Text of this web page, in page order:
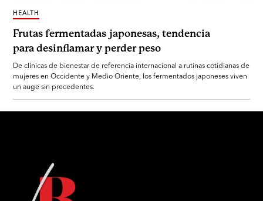
Frutas fermentadas japonesas, tendencia
para desinflamar y perder peso
HEALTH
De clínicas de bienestar de referencia internacional a rutinas cotidianas de
mujeres en Occidente y Medio Oriente, los fermentados japoneses viven
un auge sin precedentes.